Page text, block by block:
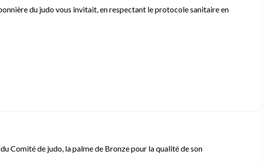
du judo vous invitait, en respectant le protocole sanitaire en
Comité de judo, la palme de Bronze pour la qualité de son